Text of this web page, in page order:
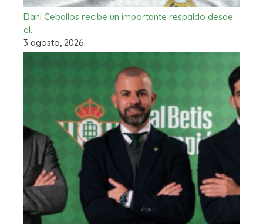
Dani Ceballos recibe un importante respaldo desde
el…
3 agosto, 2026